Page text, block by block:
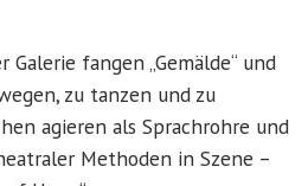
fangen „Gemälde“ und
zu tanzen und zu
agieren als Sprachrohre und
Methoden in Szene –